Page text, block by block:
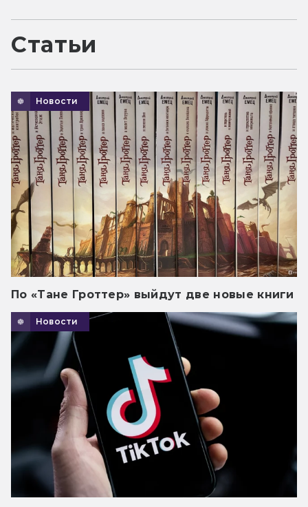
Статьи
Новости
По «Тане Гроттер» выйдут две новые книги
Новости